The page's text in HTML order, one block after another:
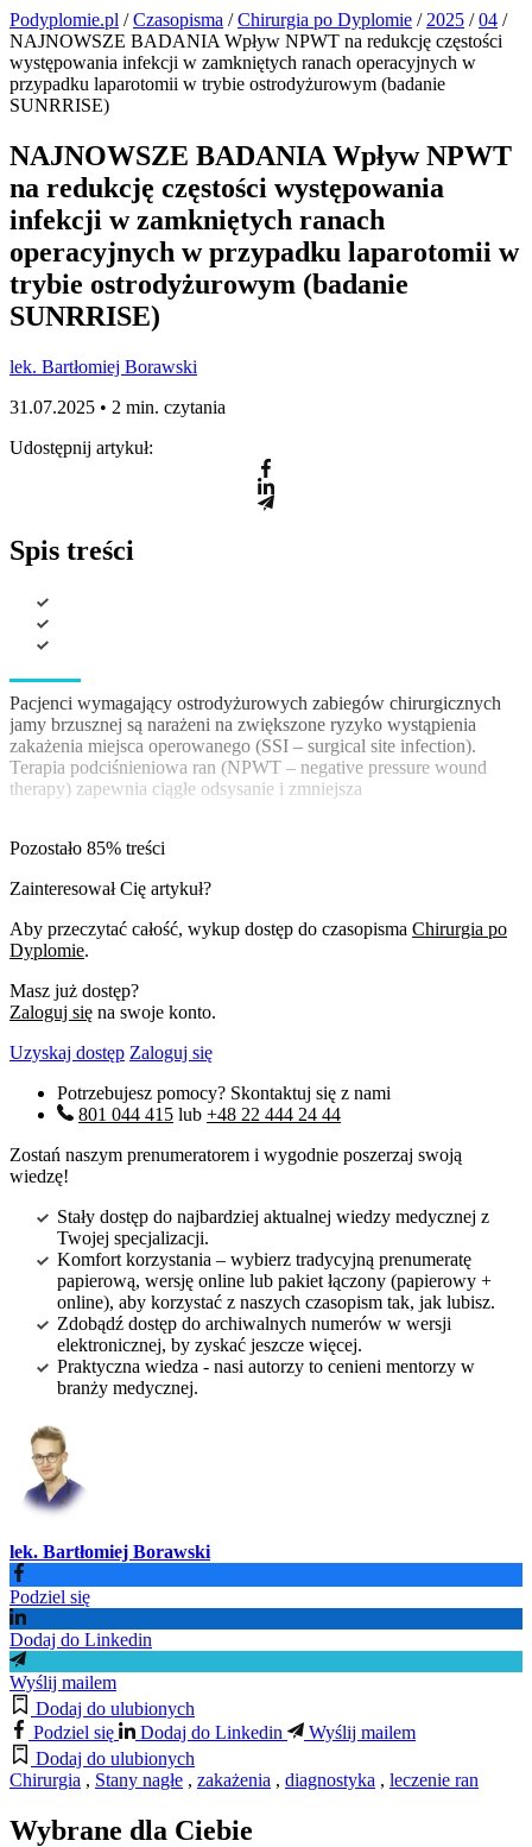
Podyplomie.pl /Czasopisma /Chirurgia po Dyplomie / 2025 /04 /
NAJNOWSZE BADANIA Wpływ NPWT na redukcję częstości
występowania infekcji w zamkniętych ranach operacyjnych w
przypadku laparotomii w trybie ostrodyżurowym (badanie
SUNRRISE)
NAJNOWSZE BADANIA Wpływ NPWT
na redukcję częstości występowania
infekcji w zamkniętych ranach
operacyjnych w przypadku laparotomii w
trybie ostrodyżurowym (badanie
SUNRRISE)
lek. Bartłomiej Borawski
31.07.2025 • 2 min. czytania
Udostępnij artykuł:
Spis treści
Pacjenci wymagający ostrodyżurowych zabiegów chirurgicznych
jamy brzusznej są narażeni na zwiększone ryzyko wystąpienia
zakażenia miejsca operowanego (SSI – surgical site infection).
Terapia podciśnieniowa ran (NPWT – negative pressure wound
therapy) zapewnia ciągłe odsysanie i zmniejsza
Pozostało 85% treści
Zainteresował Cię artykuł?
Aby przeczytać całość, wykup dostęp do czasopisma Chirurgia po
Dyplomie.
Masz już dostęp?
Zaloguj się na swoje konto.
Uzyskaj dostęp Zaloguj się
Potrzebujesz pomocy? Skontaktuj się z nami
801 044 415 lub +48 22 444 24 44
Zostań naszym prenumeratorem i wygodnie poszerzaj swoją
wiedzę!
Stały dostęp do najbardziej aktualnej wiedzy medycznej z
Twojej specjalizacji.
Komfort korzystania – wybierz tradycyjną prenumeratę
papierową, wersję online lub pakiet łączony (papierowy +
online), aby korzystać z naszych czasopism tak, jak lubisz.
Zdobądź dostęp do archiwalnych numerów w wersji
elektronicznej, by zyskać jeszcze więcej.
Praktyczna wiedza - nasi autorzy to cenieni mentorzy w
branży medycznej.
lek. Bartłomiej Borawski
Podziel się
Dodaj do Linkedin
Wyślij mailem
Dodaj do ulubionych
Podziel się
Dodaj do Linkedin
Wyślij mailem
Dodaj do ulubionych
Chirurgia , Stany nagłe , zakażenia , diagnostyka , leczenie ran
Wybrane dla Ciebie